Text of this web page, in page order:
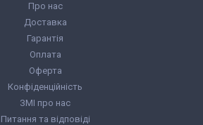
Про нас
Доставка
Гарантія
Оплата
Оферта
Конфіденційність
ЗМІ про нас
Питання та відповіді